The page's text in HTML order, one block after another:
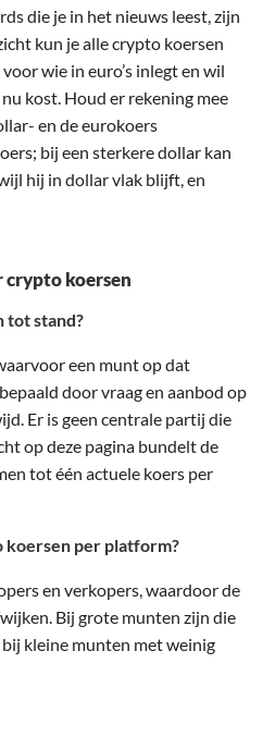
die je in het nieuws leest, zijn
kun je alle crypto koersen
wie in euro’s inlegt en wil
kost. Houd er rekening mee
en de eurokoers
bij een sterkere dollar kan
hij in dollar vlak blijft, en
crypto koersen
tot stand?
een munt op dat
door vraag en aanbod op
Er is geen centrale partij die
op deze pagina bundelt de
tot één actuele koers per
per platform?
en verkopers, waardoor de
Bij grote munten zijn die
kleine munten met weinig